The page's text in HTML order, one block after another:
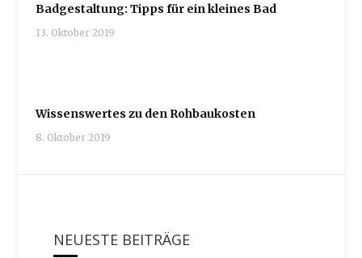
Badgestaltung: Tipps für ein kleines Bad
13. Oktober 2019
Wissenswertes zu den Rohbaukosten
8. Oktober 2019
NEUESTE BEITRÄGE